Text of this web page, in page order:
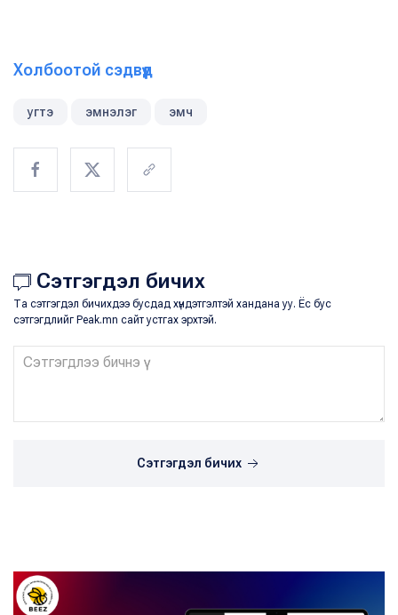
Холбоотой сэдвүүд
угтэ эмнэлэг эмч
Сэтгэгдэл бичих
Та сэтгэгдэл бичихдээ бусдад хүндэтгэлтэй хандана уу. Ёс бус
сэтгэгдлийг Peak.mn сайт устгах эрхтэй.
Сэтгэгдэл бичих